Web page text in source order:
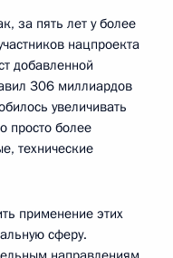
за пять лет у более
нацпроекта
добавленной
306 миллиардов
увеличивать
просто более
технические
применение этих
сферу.